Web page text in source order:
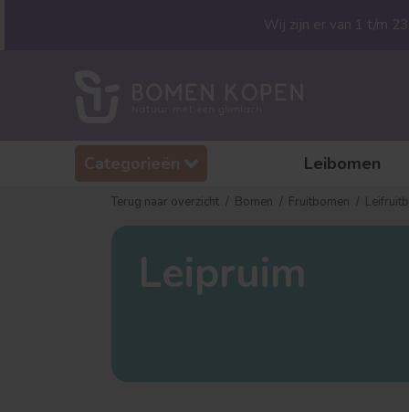
Leibomen
Wij zijn er van 1 t/m
Terug naar overzicht Bomen Fruitbomen
Leipruim